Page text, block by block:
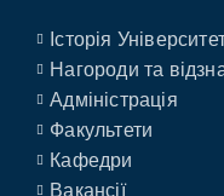
Історія
Нагороди та
Адміністрація
Факультети
Кафедри
Вакансії